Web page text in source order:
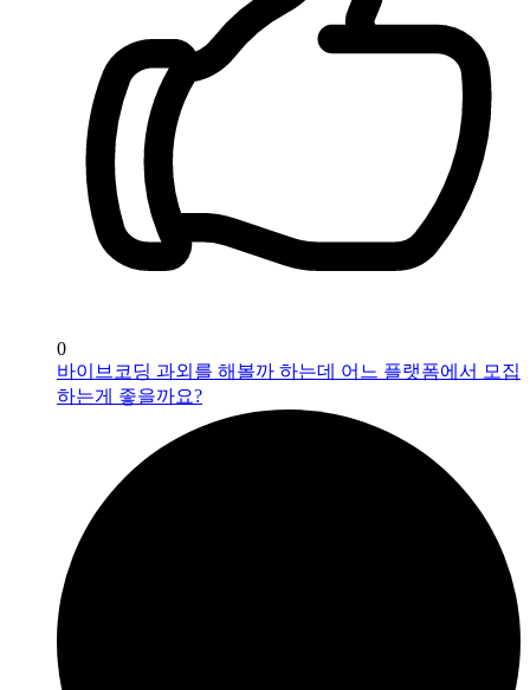
0
바이브코딩 과외를 해볼까 하는데 어느 플랫폼에서 모집
하는게 좋을까요?